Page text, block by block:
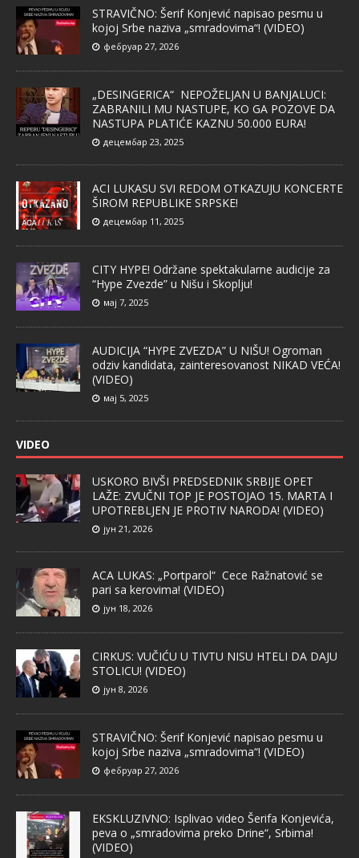
STRAVIČNO: Šerif Konjević napisao pesmu u
kojoj Srbe naziva „smradovima“! (VIDEO)
фебруар 27, 2026
„DESINGERICA“ NEPOŽELJAN U BANJALUCI:
ZABRANILI MU NASTUPE, KO GA POZOVE DA
NASTUPA PLATIĆE KAZNU 50.000 EURA!
децембар 23, 2025
ACI LUKASU SVI REDOM OTKAZUJU KONCERTE
ŠIROM REPUBLIKE SRPSKE!
децембар 11, 2025
CITY HYPE! Održane spektakularne audicije za
“Hype Zvezde” u Nišu i Skoplju!
мај 7, 2025
AUDICIJA “HYPE ZVEZDA” U NIŠU! Ogroman
odziv kandidata, zainteresovanost NIKAD VEĆA!
(VIDEO)
мај 5, 2025
VIDEO
USKORO BIVŠI PREDSEDNIK SRBIJE OPET
LAŽE: ZVUČNI TOP JE POSTOJAO 15. MARTA I
UPOTREBLJEN JE PROTIV NARODA! (VIDEO)
јун 21, 2026
ACA LUKAS: „Portparol“ Cece Ražnatović se
pari sa kerovima! (VIDEO)
јун 18, 2026
CIRKUS: VUČIĆU U TIVTU NISU HTELI DA DAJU
STOLICU! (VIDEO)
јун 8, 2026
STRAVIČNO: Šerif Konjević napisao pesmu u
kojoj Srbe naziva „smradovima“! (VIDEO)
фебруар 27, 2026
EKSKLUZIVNO: Isplivao video Šerifa Konjevića,
peva o „smradovima preko Drine“, Srbima!
(VIDEO)